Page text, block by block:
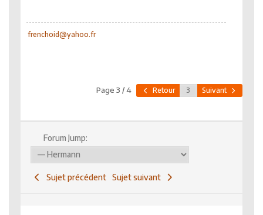
frenchoid@yahoo.fr
Page 3 / 4 Retour Suivant
Forum Jump:
Sujet précédent Sujet suivant